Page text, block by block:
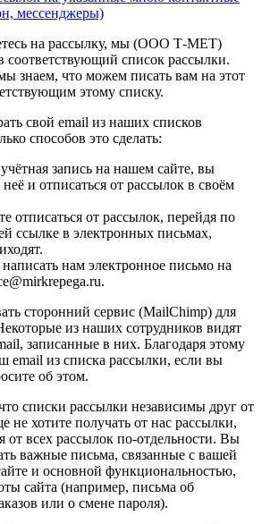
мессенджеры)
на рассылку, мы (ООО Т-МЕТ)
соответствующий список рассылки.
знаем, что можем писать вам на этот
этому списку.
свой email из наших списков
способов это сделать:
запись на нашем сайте, вы
и отписаться от рассылок в своём
отписаться от рассылок, перейдя по
ссылке в электронных письмах,
нам электронное письмо на
сторонний сервис (MailChimp) для
из наших сотрудников видят
записанные в них. Благодаря этому
email из списка рассылки, если вы
об этом.
списки рассылки независимы друг от
не хотите получать от нас рассылки,
от всех рассылок по-отдельности. Вы
важные письма, связанные с вашей
и основной функциональностью,
сайта (например, письма об
или о смене пароля).